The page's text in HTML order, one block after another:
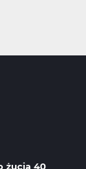
żucia 40